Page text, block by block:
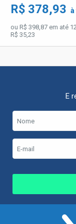
R$ 378,93 à
ou R$ 398,87 em até
R$ 35,23
E